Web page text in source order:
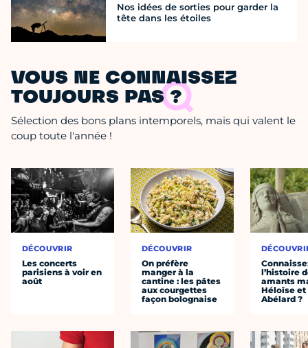
Nos idées de sorties pour garder la
tête dans les étoiles
VOUS NE CONNAISSEZ
TOUJOURS PAS ?
Sélection des bons plans intemporels, mais qui valent le
coup toute l'année !
DÉCOUVRIR
Les concerts
parisiens à voir en
août
DÉCOUVRIR
On préfère
manger à la
cantine : les pâtes
aux courgettes
façon bolognaise
l’histoire
amants
Héloïse et
Abélard ?